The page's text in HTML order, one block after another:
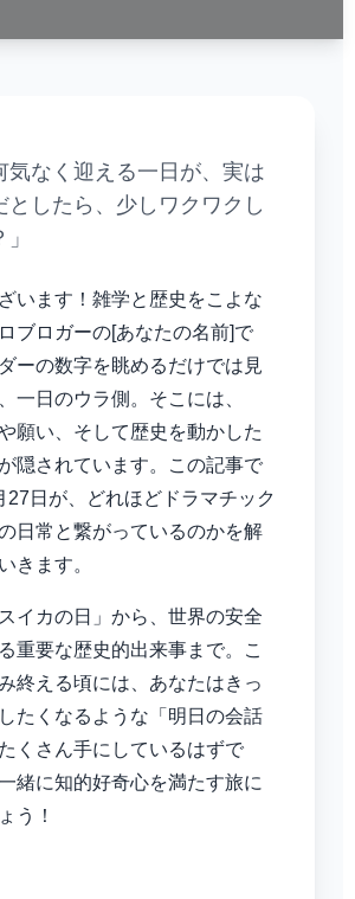
気なく迎える一日が、実は
としたら、少しワクワクし
います！雑学と歴史をこよな
ブロガーの[あなたの名前]で
ーの数字を眺めるだけでは見
一日のウラ側。そこには、
願い、そして歴史を動かした
隠されています。この記事で
27日が、どれほどドラマチック
日常と繋がっているのかを解
きます。
イカの日」から、世界の安全
重要な歴史的出来事まで。こ
終える頃には、あなたはきっ
たくなるような「明日の会話
くさん手にしているはずで
緒に知的好奇心を満たす旅に
う！